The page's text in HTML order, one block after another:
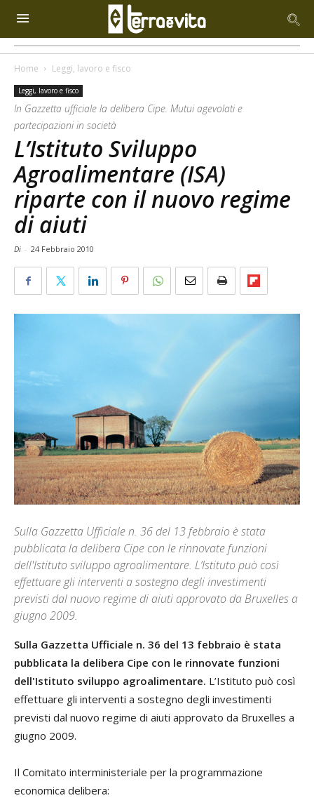
Home Leggi, lavoro e fisco
Leggi, lavoro e fisco
In Gazzetta ufficiale la delibera Cipe. Mutui agevolati e
partecipazioni in società
L’Istituto Sviluppo
Agroalimentare (ISA)
riparte con il nuovo regime
di aiuti
Di - 24 Febbraio 2010
Sulla Gazzetta Ufficiale n. 36 del 13 febbraio è stata
pubblicata la delibera Cipe con le rinnovate funzioni
dell'Istituto sviluppo agroalimentare. L’Istituto può così
effettuare gli interventi a sostegno degli investimenti
previsti dal nuovo regime di aiuti approvato da Bruxelles a
giugno 2009.
Sulla Gazzetta Ufficiale n. 36 del 13 febbraio è stata
pubblicata la delibera Cipe con le rinnovate funzioni
dell'Istituto sviluppo agroalimentare. L’Istituto può così
effettuare gli interventi a sostegno degli investimenti
previsti dal nuovo regime di aiuti approvato da Bruxelles a
giugno 2009.
Il Comitato interministeriale per la programmazione
economica delibera: